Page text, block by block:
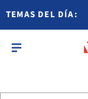
TEMAS DEL DÍA: